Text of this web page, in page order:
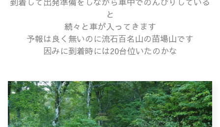
と
続々と車が入ってきます
予報は良く無いのに流石百名山の苗場山です
因みに到着時には20台位いたのかな